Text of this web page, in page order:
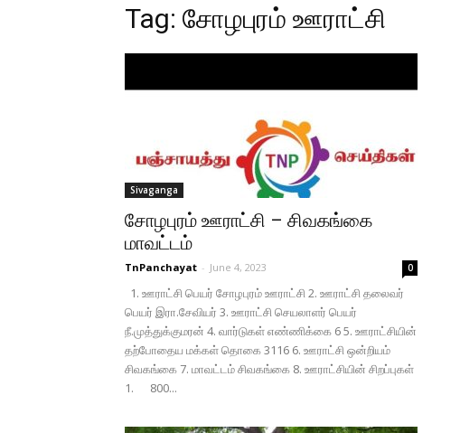
Tag: சோழபுரம் ஊராட்சி
Sivaganga
சோழபுரம் ஊராட்சி – சிவகங்கை
மாவட்டம்
TnPanchayat - June 4, 2023 0
1. ஊராட்சி பெயர் சோழபுரம் ஊராட்சி 2. ஊராட்சி தலைவர்
பெயர் இரா.சேவியர் 3. ஊராட்சி செயலாளர் பெயர்
நீ.முத்துக்குமரன் 4. வார்டுகள் எண்ணிக்கை 6 5. ஊராட்சியின்
தற்போதைய மக்கள் தொகை 3116 6. ஊராட்சி ஒன்றியம்
சிவகங்கை 7. மாவட்டம் சிவகங்கை 8. ஊராட்சியின் சிறப்புகள்
1. 800...